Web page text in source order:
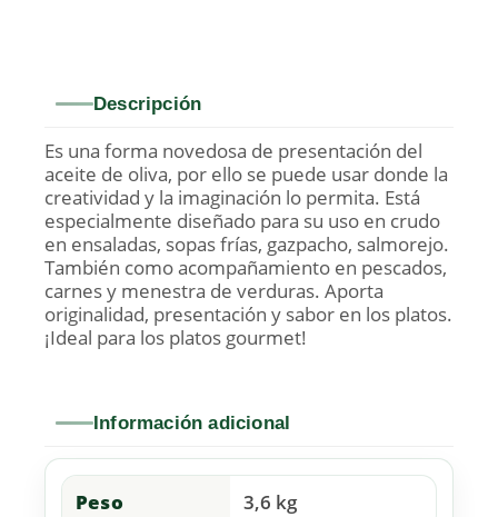
Descripción
Es una forma novedosa de presentación del
aceite de oliva, por ello se puede usar donde la
creatividad y la imaginación lo permita. Está
especialmente diseñado para su uso en crudo
en ensaladas, sopas frías, gazpacho, salmorejo.
También como acompañamiento en pescados,
carnes y menestra de verduras. Aporta
originalidad, presentación y sabor en los platos.
¡Ideal para los platos gourmet!
Información adicional
Peso 3,6 kg